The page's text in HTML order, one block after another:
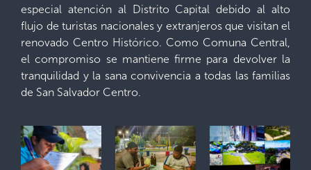
especial atención al Distrito Capital debido al alto
flujo de turistas nacionales y extranjeros que visitan el
renovado Centro Histórico. Como Comuna Central,
el compromiso se mantiene firme para devolver la
tranquilidad y la sana convivencia a todas las familias
de San Salvador Centro.